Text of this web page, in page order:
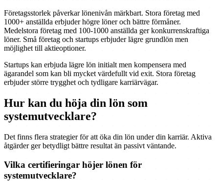
Företagsstorlek påverkar lönenivån märkbart. Stora företag med
1000+ anställda erbjuder högre löner och bättre förmåner.
Medelstora företag med 100-1000 anställda ger konkurrenskraftiga
löner. Små företag och startups erbjuder lägre grundlön men
möjlighet till aktieoptioner.
Startups kan erbjuda lägre lön initialt men kompensera med
ägarandel som kan bli mycket värdefullt vid exit. Stora företag
erbjuder större trygghet och tydligare karriärvägar.
Hur kan du höja din lön som
systemutvecklare?
Det finns flera strategier för att öka din lön under din karriär. Aktiva
åtgärder ger betydligt bättre resultat än passivt väntande.
Vilka certifieringar höjer lönen för
systemutvecklare?